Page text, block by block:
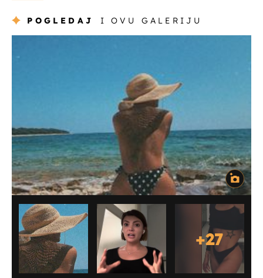
POGLEDAJ I OVU GALERIJU
+27